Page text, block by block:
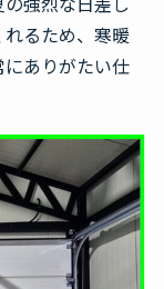
るため、寒暖
ありがたい仕